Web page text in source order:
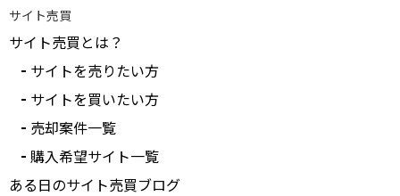
サイト売買
サイト売買とは？
サイトを売りたい方
サイトを買いたい方
売却案件一覧
購入希望サイト一覧
ある日のサイト売買ブログ